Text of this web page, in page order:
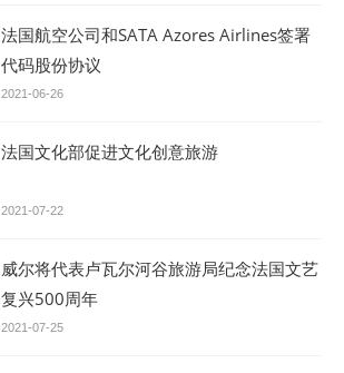
法国航空公司和SATA Azores Airlines签署
代码股份协议
2021-06-26
法国文化部促进文化创意旅游
2021-07-22
威尔将代表卢瓦尔河谷旅游局纪念法国文艺
复兴500周年
2021-07-25